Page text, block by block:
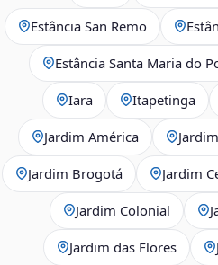
Estância San Remo
Estância Santa Maria do
Iara Itapetinga
Jardim América
Jardim Brogotá Jardim
Jardim Colonial
Jardim das Flores